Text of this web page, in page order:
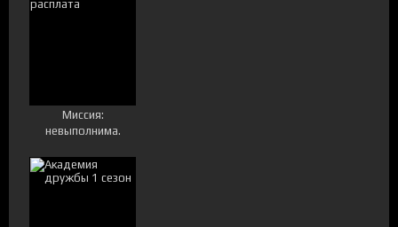
Миссия:
невыполнима.
расплата